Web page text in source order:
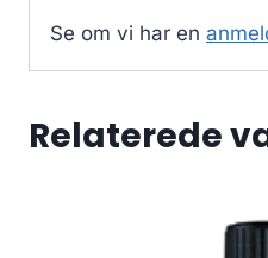
Se om vi har en
Relaterede